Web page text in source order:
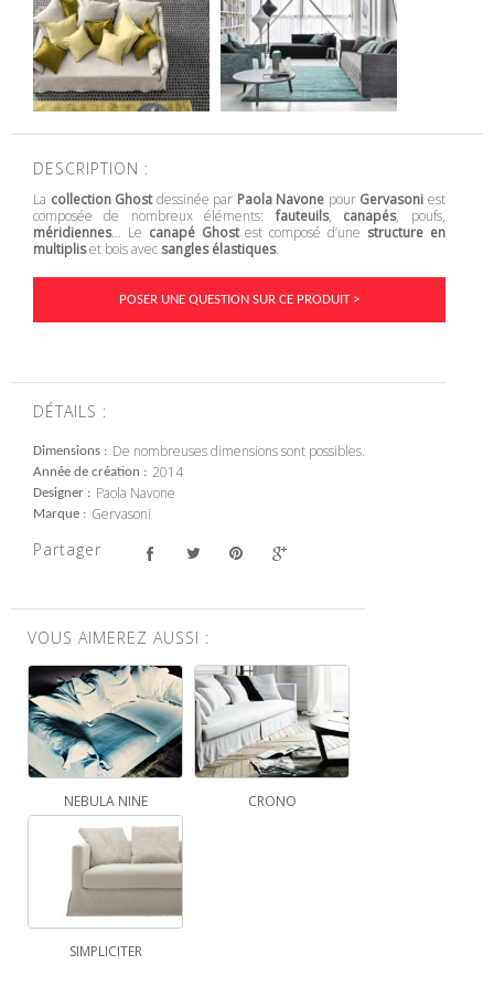
DESCRIPTION :
La collection Ghostdessinée par Paola Navone pour Gervasoni est
composée de nombreux éléments:fauteuils, canapés, poufs,
méridiennes… Le canapé Ghostest composé d’une structure en
multipliset bois avec sangles élastiques.
POSER UNE QUESTION SUR CE PRODUIT >
DÉTAILS :
Dimensions De nombreuses dimensions sont possibles.
Année de création 2014
Designer Paola Navone
Marque Gervasoni
Partager
VOUS AIMEREZ AUSSI :
NEBULA NINE CRONO
SIMPLICITER